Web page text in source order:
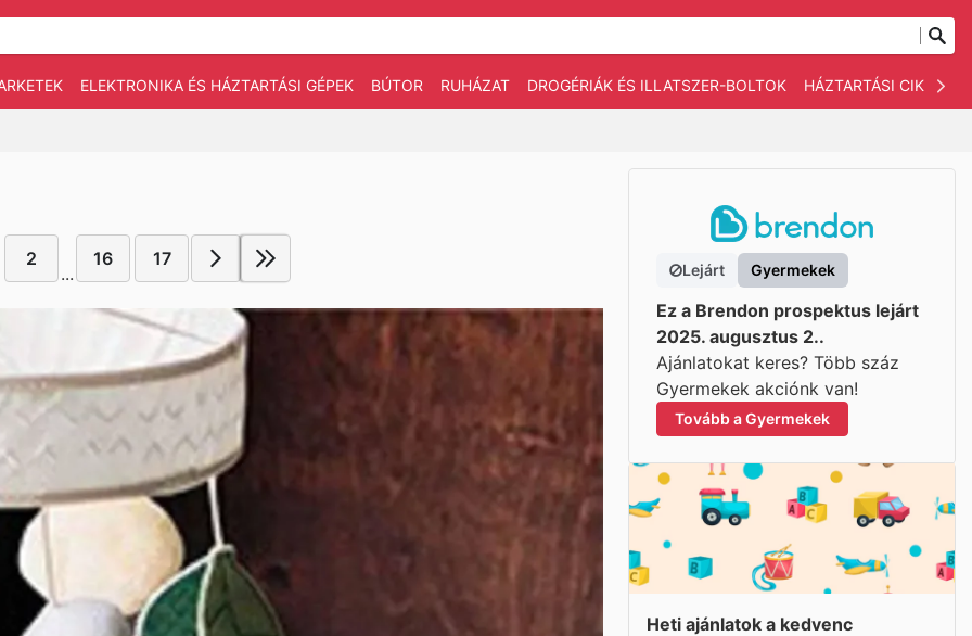
ELEKTRONIKA ÉS HÁZTARTÁSI GÉPEK BÚTOR RUHÁZAT DROGÉRIÁK ÉS ILLATSZER-BOLTOK HÁZTARTÁSI CIKKEK
2
...
16 17
Lejárt Gyermekek
Ez a Brendon prospektus lejárt
2025. augusztus 2..
Ajánlatokat keres? Több száz
Gyermekek akciónk van!
Tovább a Gyermekek
Heti ajánlatok a kedvenc